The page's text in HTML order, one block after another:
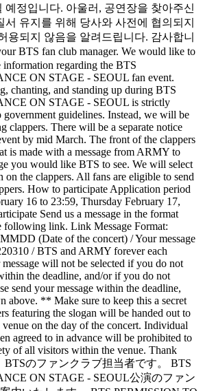
예정입니다. 아울러, 공연장을 찾아주신
서 유지를 위해 당사와 사전에 협의되지
용되지 않음을 알려드립니다. 감사합니
BTS fan club manager. We would like to
regarding the BTS
ON STAGE - SEOUL fan event.
chanting, and standing up during BTS
ON STAGE - SEOUL is strictly
guidelines. Instead, we will be
clappers. There will be a separate notice
by mid March. The front of the clappers
is made with a message from ARMY to
you would like BTS to see. We will select
on the clappers. All fans are eligible to send
How to participate Application period
16 to 23:59, Thursday February 17,
Send us a message in the format
following link. Link Message Format:
(Date of the concert) / Your message
/ BTS and ARMY forever each
will not be selected if you do not
the deadline, and/or if you do not
send your message within the deadline,
above. ** Make sure to keep this a secret
featuring the slogan will be handed out to
on the day of the concert. Individual
agreed to in advance will be prohibited to
of all visitors within the venue. Thank
BTSのファンクラブ担当者です。 BTS
ON STAGE - SEOUL公演のファン